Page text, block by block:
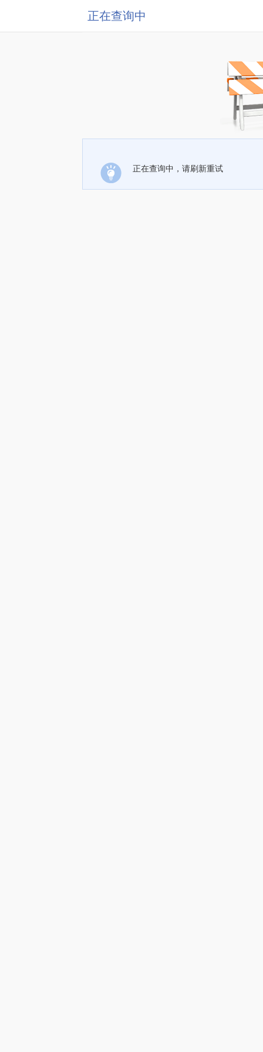
正在查询中
正在查询中，请刷新重试